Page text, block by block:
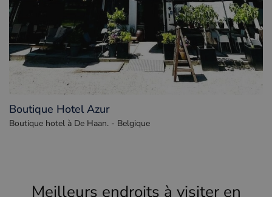
Boutique Hotel Azur
Boutique hotel à De Haan. - Belgique
Meilleurs endroits à visiter en